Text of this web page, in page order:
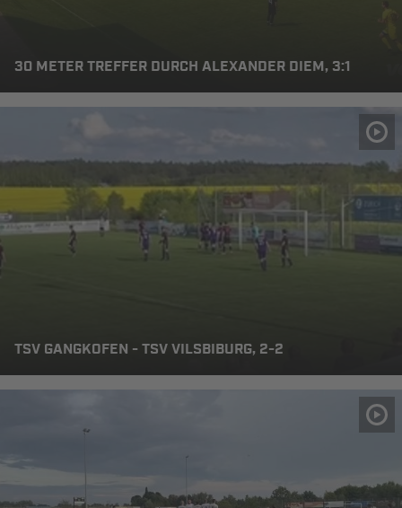
30 METER TREFFER DURCH ALEXANDER DIEM, 3:1
TSV GANGKOFEN - TSV VILSBIBURG, 2-2